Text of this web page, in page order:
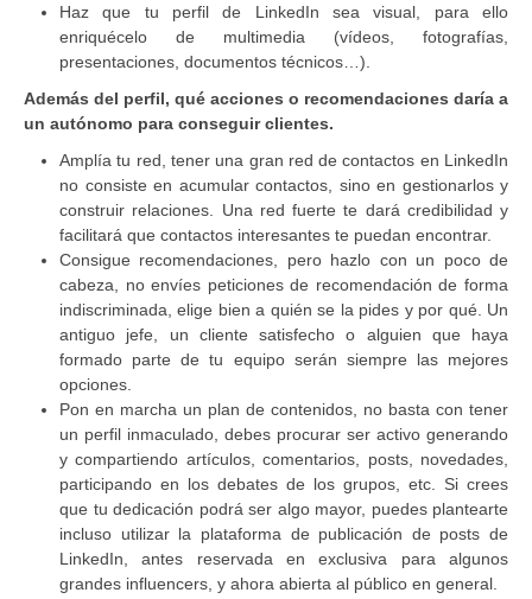
Haz que tu perfil de LinkedIn sea visual, para ello
enriquécelo de multimedia (vídeos, fotografías,
presentaciones, documentos técnicos…).
Además del perfil, qué acciones o recomendaciones daría a
un autónomo para conseguir clientes.
Amplía tu red, tener una gran red de contactos en LinkedIn
no consiste en acumular contactos, sino en gestionarlos y
construir relaciones. Una red fuerte te dará credibilidad y
facilitará que contactos interesantes te puedan encontrar.
Consigue recomendaciones, pero hazlo con un poco de
cabeza, no envíes peticiones de recomendación de forma
indiscriminada, elige bien a quién se la pides y por qué. Un
antiguo jefe, un cliente satisfecho o alguien que haya
formado parte de tu equipo serán siempre las mejores
opciones.
Pon en marcha un plan de contenidos, no basta con tener
un perfil inmaculado, debes procurar ser activo generando
y compartiendo artículos, comentarios, posts, novedades,
participando en los debates de los grupos, etc. Si crees
que tu dedicación podrá ser algo mayor, puedes plantearte
incluso utilizar la plataforma de publicación de posts de
LinkedIn, antes reservada en exclusiva para algunos
grandes influencers, y ahora abierta al público en general.